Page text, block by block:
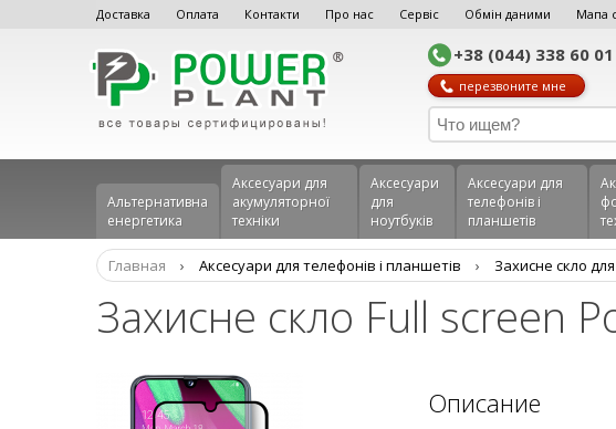
Доставка Оплата Контакти Про нас Сервіс Обмін даними Мапа
+38 (044) 338 60 01
перезвоните мне
Альтернативна
енергетика
Аксесуари для
акумуляторної
техніки
Аксесуари
для
ноутбуків
Аксеcуари для
телефонів і
планшетів
Главная › Аксеcуари для телефонів і планшетів › Захисне скло
Захисне скло Full screen
Описание